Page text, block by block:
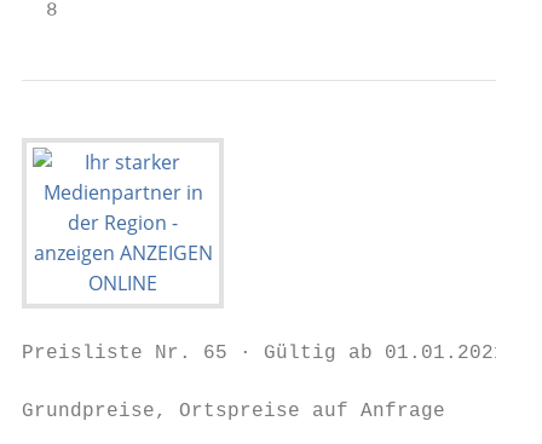
  8
Preisliste Nr. 65 · Gültig ab
Grundpreise, Ortspreise auf Anfrage